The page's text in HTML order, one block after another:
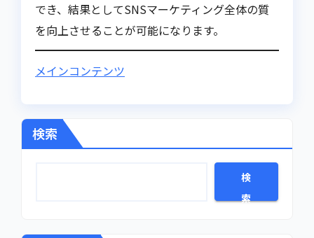
でき、結果としてSNSマーケティング全体の質
を向上させることが可能になります。
メインコンテンツ
検索
検
索